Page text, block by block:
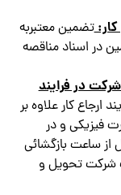
کار:تضمين معتبربه
نوع تضمین در اسناد مناقصه
در فرايند
كار علاوه بر
فيزيكي و در
از ساعت بازگشائي
شركت تحويل و